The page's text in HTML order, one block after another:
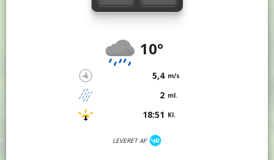
10°
5,4 m/s
2 ml.
18:51 Kl.
LEVERET AF